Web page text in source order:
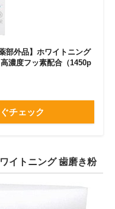
部外品】ホワイトニング
濃度フッ素配合（1450p
チェック
イトニング 歯磨き粉